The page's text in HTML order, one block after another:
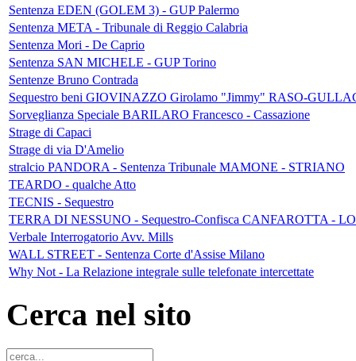
Sentenza EDEN (GOLEM 3) - GUP Palermo
Sentenza META - Tribunale di Reggio Calabria
Sentenza Mori - De Caprio
Sentenza SAN MICHELE - GUP Torino
Sentenze Bruno Contrada
Sequestro beni GIOVINAZZO Girolamo "Jimmy" RASO-
Sorveglianza Speciale BARILARO Francesco - Cassazione
Strage di Capaci
Strage di via D'Amelio
stralcio PANDORA - Sentenza Tribunale MAMONE - STRIANO
TEARDO - qualche Atto
TECNIS - Sequestro
TERRA DI NESSUNO - Sequestro-Confisca CANFAROTTA -
Verbale Interrogatorio Avv. Mills
WALL STREET - Sentenza Corte d'Assise Milano
Why Not - La Relazione integrale sulle telefonate intercettate
Cerca nel sito